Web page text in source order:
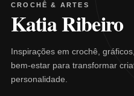
CROCHÊ & ARTES
Katia Ribeiro
Inspirações em crochê,
bem-estar para transformar
personalidade.